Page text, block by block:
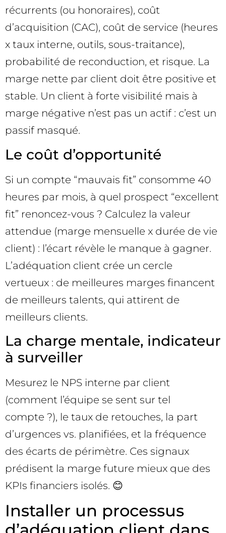
récurrents (ou honoraires), coût
d’acquisition (CAC), coût de service (heures
x taux interne, outils, sous-traitance),
probabilité de reconduction, et risque. La
marge nette par client doit être positive et
stable. Un client à forte visibilité mais à
marge négative n’est pas un actif : c’est un
passif masqué.
Le coût d’opportunité
Si un compte “mauvais fit” consomme 40
heures par mois, à quel prospect “excellent
fit” renoncez-vous ? Calculez la valeur
attendue (marge mensuelle x durée de vie
client) : l’écart révèle le manque à gagner.
L’adéquation client crée un cercle
vertueux : de meilleures marges financent
de meilleurs talents, qui attirent de
meilleurs clients.
La charge mentale, indicateur
à surveiller
Mesurez le NPS interne par client
(comment l’équipe se sent sur tel
compte ?), le taux de retouches, la part
d’urgences vs. planifiées, et la fréquence
des écarts de périmètre. Ces signaux
prédisent la marge future mieux que des
KPIs financiers isolés. 😊
Installer un processus